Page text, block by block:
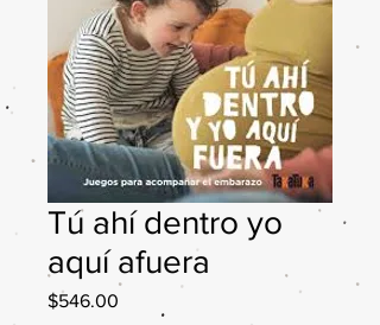
Tú ahí dentro yo
aquí afuera
$546.00